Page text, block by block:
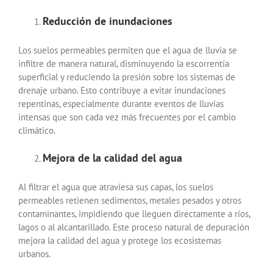
Reducción de inundaciones
Los suelos permeables permiten que el agua de lluvia se
infiltre de manera natural, disminuyendo la escorrentía
superficial y reduciendo la presión sobre los sistemas de
drenaje urbano. Esto contribuye a evitar inundaciones
repentinas, especialmente durante eventos de lluvias
intensas que son cada vez más frecuentes por el cambio
climático.
Mejora de la calidad del agua
Al filtrar el agua que atraviesa sus capas, los suelos
permeables retienen sedimentos, metales pesados y otros
contaminantes, impidiendo que lleguen directamente a ríos,
lagos o al alcantarillado. Este proceso natural de depuración
mejora la calidad del agua y protege los ecosistemas
urbanos.